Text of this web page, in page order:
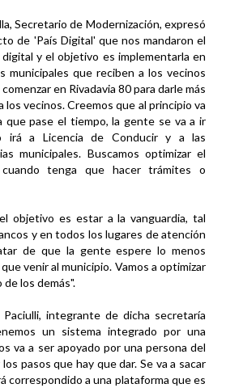
Secretario de Modernización, expresó
de 'País Digital' que nos mandaron el
y el objetivo es implementarla en
municipales que reciben a los vecinos
en Rivadavia 80 para darle más
los vecinos. Creemos que al principio va
que pase el tiempo, la gente se va a ir
irá a Licencia de Conducir y a las
municipales. Buscamos optimizar el
tenga que hacer trámites o
objetivo es estar a la vanguardia, tal
y en todos los lugares de atención
de que la gente espere lo menos
venir al municipio. Vamos a optimizar
los demás".
integrante de dicha secretaría
un sistema integrado por una
va a ser apoyado por una persona del
pasos que hay que dar. Se va a sacar
correspondido a una plataforma que es